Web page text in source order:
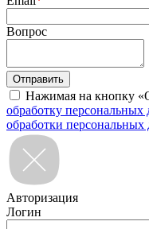
Вопрос
Нажимая на кнопку
обработку персональных
обработки
Авторизация
Логин